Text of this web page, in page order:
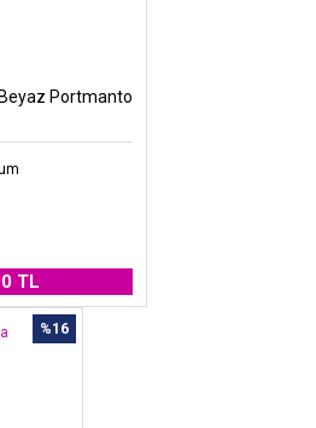
Portmanto
TL
%16